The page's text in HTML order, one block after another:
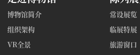
博物馆简介
组织架构
VR全景
常设展览
临展特展
旅游窗口